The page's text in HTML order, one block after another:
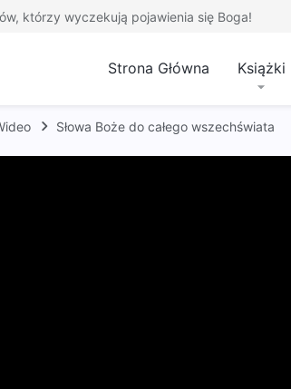
którzy wyczekują pojawienia się Boga!
Strona Główna Książki
Słowa Boże do całego wszechświata